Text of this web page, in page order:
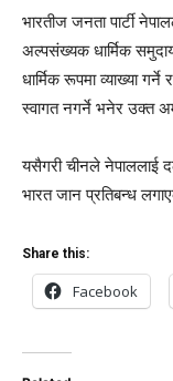
भारतीज जनता पार्टी
अल्पसंख्यक धार्मिक
धार्मिक रूपमा व्याख्या
स्वागत नगर्ने भनेर उक्त
यसैगरी चीनले नेपाललाई
भारत जान प्रतिबन्ध
Share this:
Facebook